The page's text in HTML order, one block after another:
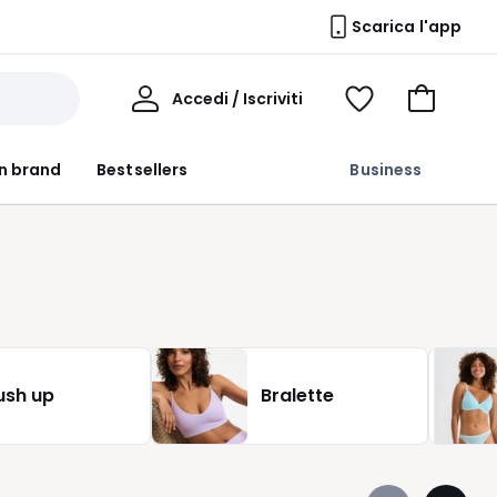
Scarica l'app
brand Bestsellers Business
Accedi / Iscriviti
Voir
Vai
up Bralette